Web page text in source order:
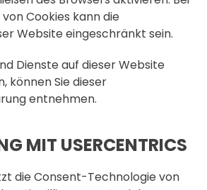
Cookies kann die
Website eingeschränkt sein.
Dienste auf dieser Website
können Sie dieser
entnehmen.
MIT USERCENTRICS
die Consent-Technologie von